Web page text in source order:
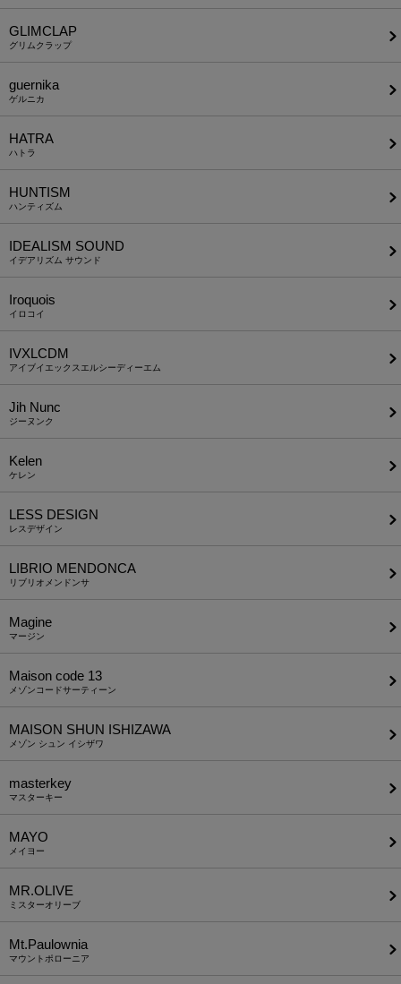
GLIMCLAP
グリムクラップ
guernika
ゲルニカ
HATRA
ハトラ
HUNTISM
ハンティズム
IDEALISM SOUND
イデアリズム サウンド
Iroquois
イロコイ
IVXLCDM
アイブイエックスエルシーディーエム
Jih Nunc
ジーヌンク
Kelen
ケレン
LESS DESIGN
レスデザイン
LIBRIO MENDONCA
リブリオメンドンサ
Magine
マージン
Maison code 13
メゾンコードサーティーン
MAISON SHUN ISHIZAWA
メゾン シュン イシザワ
masterkey
マスターキー
MAYO
メイヨー
MR.OLIVE
ミスターオリーブ
Mt.Paulownia
マウントポローニア